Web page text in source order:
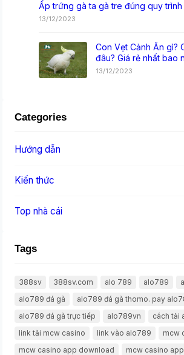
Ấp trứng gà ta gà tre đúng quy trình
13/12/2023
Con Vẹt Cảnh Ăn gì?
đâu? Giá rẻ nhất bao
13/12/2023
Categories
Hướng dẫn
Kiến thức
Top nhà cái
Tags
388sv 388sv.com alo 789 alo789
alo789 đá gà
alo789 đá gà thomo. pay
alo789 đá gà trực tiếp
alo789vn
cách tải
link tải mcw casino
link vào alo789
mcw
mcw casino app download
mcw casino